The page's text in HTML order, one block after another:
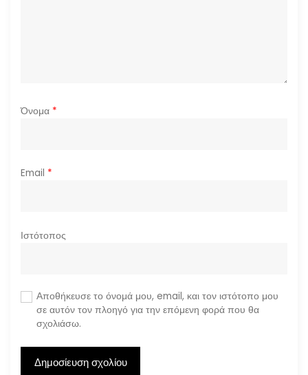
Όνομα *
Email *
Ιστότοπος
Αποθήκευσε το όνομά μου, email, και τον ιστότοπο μου
σε αυτόν τον πλοηγό για την επόμενη φορά που θα
σχολιάσω.